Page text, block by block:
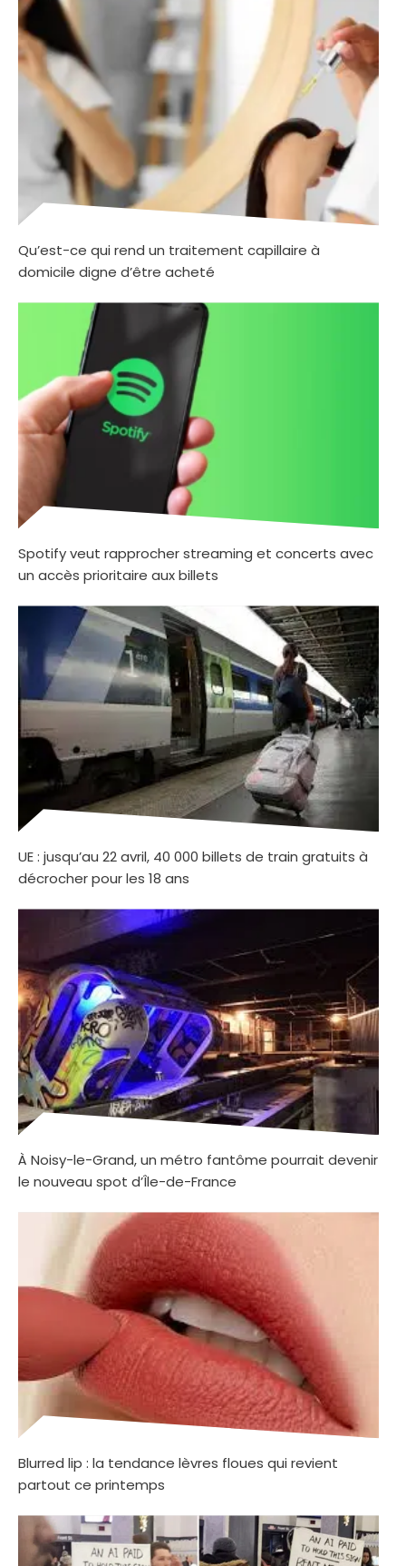
Qu’est-ce qui rend un traitement capillaire à
domicile digne d’être acheté
Spotify veut rapprocher streaming et concerts avec
un accès prioritaire aux billets
UE : jusqu’au 22 avril, 40 000 billets de train gratuits à
décrocher pour les 18 ans
À Noisy-le-Grand, un métro fantôme pourrait devenir
le nouveau spot d’Île-de-France
Blurred lip : la tendance lèvres floues qui revient
partout ce printemps